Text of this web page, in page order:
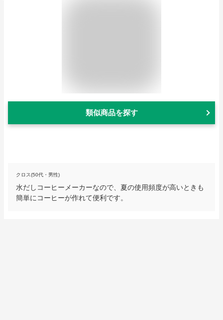
類似商品を探す
クロス(50代・男性)
水だしコーヒーメーカーなので、夏の使用頻度が高いときも
簡単にコーヒーが作れて便利です。